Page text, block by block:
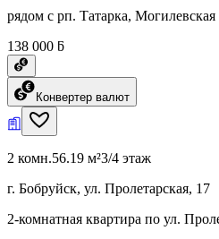
рядом с рп. Татарка, Могилевская
138 000 ƃ
Конвертер валют
2 комн.56.19 м²3/4 этаж
г. Бобруйск, ул. Пролетарская, 17
2-комнатная квартира по ул.